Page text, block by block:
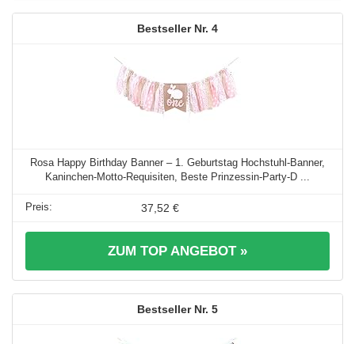
4
Rosa Happy Birthday Banner – 1. Geburtstag Hochstuhl-Banner,
Kaninchen-Motto-Requisiten, Beste Prinzessin-Party-D ...
37,52 €
ZUM TOP ANGEBOT »
5